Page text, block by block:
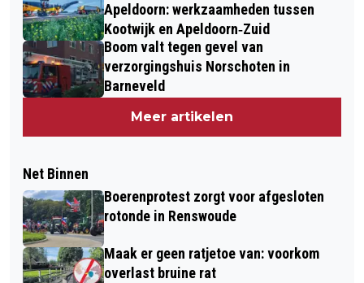
Apeldoorn: werkzaamheden tussen
Kootwijk en Apeldoorn‐Zuid
Boom valt tegen gevel van
verzorgingshuis Norschoten in
Barneveld
Meer artikelen
Net Binnen
Boerenprotest zorgt voor afgesloten
rotonde in Renswoude
Maak er geen ratjetoe van: voorkom
overlast bruine rat